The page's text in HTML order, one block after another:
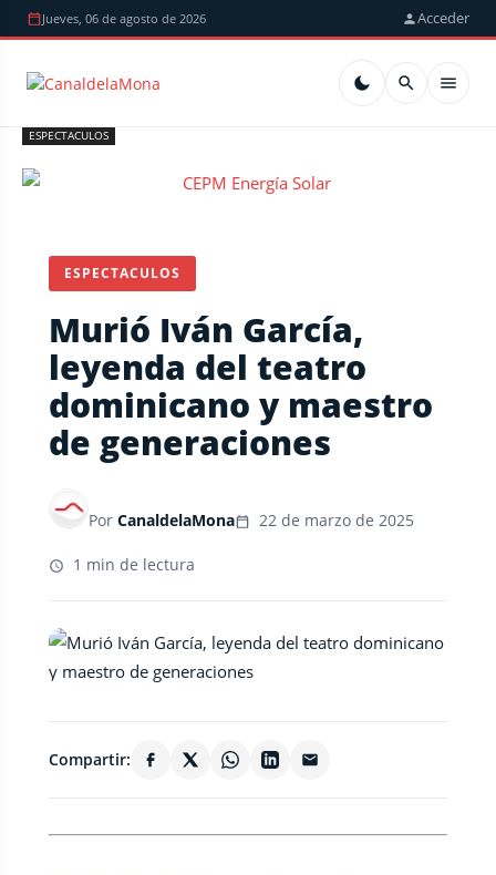
Jueves, 06 de agosto de 2026 Acceder
ESPECTACULOS
ESPECTACULOS
Murió Iván García,
leyenda del teatro
dominicano y maestro
de generaciones
Por CanaldelaMona 22 de marzo de 2025
1 min de lectura
Compartir: